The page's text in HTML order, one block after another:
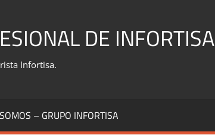
DE INFORTISA
Infortisa.
– GRUPO INFORTISA